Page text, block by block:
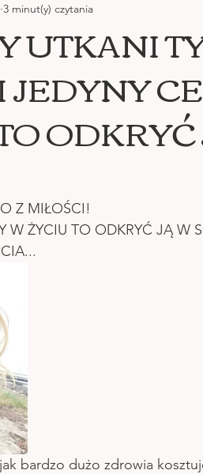
UTKANI
JEDYNY
3 minut(y) czytania
Z MIŁOŚCI!
W ŻYCIU TO ODKRYĆ JĄ W
bardzo dużo zdrowia